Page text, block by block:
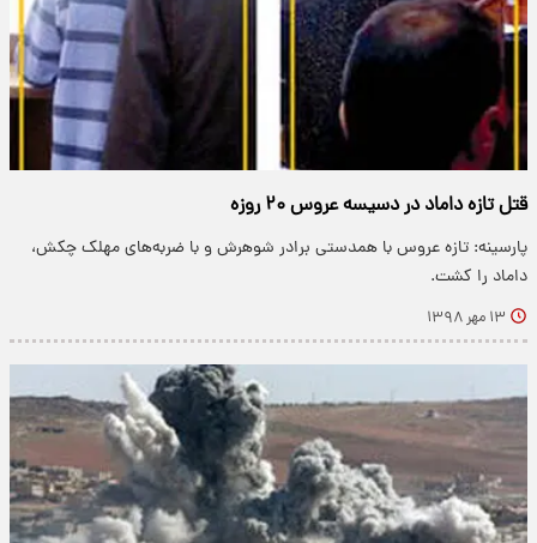
قتل تازه داماد در دسیسه عروس ۲۰ روزه
پارسینه: تازه عروس با همدستی برادر شوهرش و با ضربه‌های مهلک چکش،
داماد را کشت.
۱۳ مهر ۱۳۹۸